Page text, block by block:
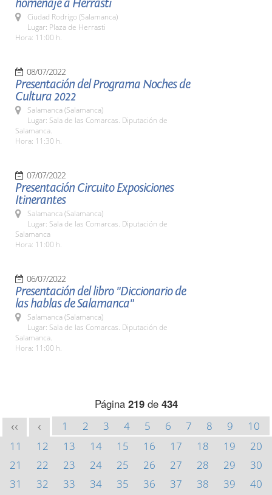
homenaje a Herrasti
Ciudad Rodrigo (Salamanca)
Lugar: Plaza de Herrasti
Hora: 11:00 h.
08/07/2022
Presentación del Programa Noches de
Cultura 2022
Salamanca (Salamanca)
Lugar: Sala de las Comarcas. Diputación de
Salamanca.
Hora: 11:30 h.
07/07/2022
Presentación Circuito Exposiciones
Itinerantes
Salamanca (Salamanca)
Lugar: Sala de las Comarcas. Diputación de
Salamanca
Hora: 11:00 h.
06/07/2022
Presentación del libro "Diccionario de
las hablas de Salamanca"
Salamanca (Salamanca)
Lugar: Sala de las Comarcas. Diputación de
Salamanca.
Hora: 11:00 h.
Página 219de 434
<< < 1 2 3 4 5 6 7 8 9
10
11
12 13 14 15 16 17 18 19
20
21
22 23 24 25 26 27 28 29
30
31
32 33 34 35 36 37 38 39
40